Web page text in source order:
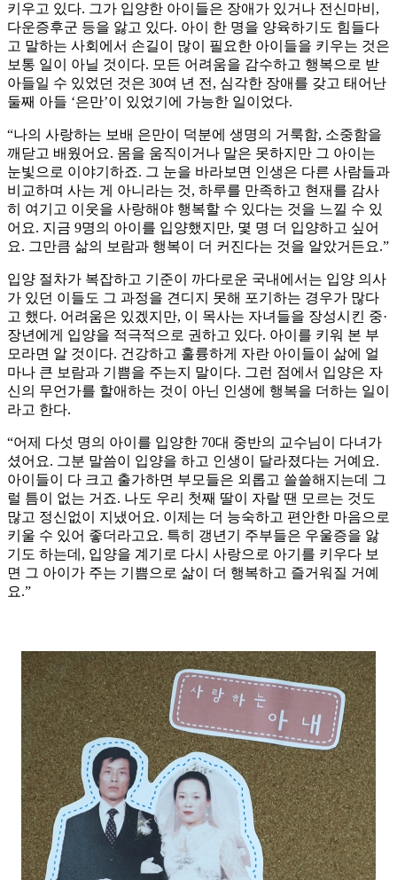
키우고 있다. 그가 입양한 아이들은 장애가 있거나 전신마비,
다운증후군 등을 앓고 있다. 아이 한 명을 양육하기도 힘들다
고 말하는 사회에서 손길이 많이 필요한 아이들을 키우는 것은
보통 일이 아닐 것이다. 모든 어려움을 감수하고 행복으로 받
아들일 수 있었던 것은 30여 년 전, 심각한 장애를 갖고 태어난
둘째 아들 ‘은만’이 있었기에 가능한 일이었다.
“나의 사랑하는 보배 은만이 덕분에 생명의 거룩함, 소중함을
깨닫고 배웠어요. 몸을 움직이거나 말은 못하지만 그 아이는
눈빛으로 이야기하죠. 그 눈을 바라보면 인생은 다른 사람들과
비교하며 사는 게 아니라는 것, 하루를 만족하고 현재를 감사
히 여기고 이웃을 사랑해야 행복할 수 있다는 것을 느낄 수 있
어요. 지금 9명의 아이를 입양했지만, 몇 명 더 입양하고 싶어
요. 그만큼 삶의 보람과 행복이 더 커진다는 것을 알았거든요.”
입양 절차가 복잡하고 기준이 까다로운 국내에서는 입양 의사
가 있던 이들도 그 과정을 견디지 못해 포기하는 경우가 많다
고 했다. 어려움은 있겠지만, 이 목사는 자녀들을 장성시킨 중·
장년에게 입양을 적극적으로 권하고 있다. 아이를 키워 본 부
모라면 알 것이다. 건강하고 훌륭하게 자란 아이들이 삶에 얼
마나 큰 보람과 기쁨을 주는지 말이다. 그런 점에서 입양은 자
신의 무언가를 할애하는 것이 아닌 인생에 행복을 더하는 일이
라고 한다.
“어제 다섯 명의 아이를 입양한 70대 중반의 교수님이 다녀가
셨어요. 그분 말씀이 입양을 하고 인생이 달라졌다는 거예요.
아이들이 다 크고 출가하면 부모들은 외롭고 쓸쓸해지는데 그
럴 틈이 없는 거죠. 나도 우리 첫째 딸이 자랄 땐 모르는 것도
많고 정신없이 지냈어요. 이제는 더 능숙하고 편안한 마음으로
키울 수 있어 좋더라고요. 특히 갱년기 주부들은 우울증을 앓
기도 하는데, 입양을 계기로 다시 사랑으로 아기를 키우다 보
면 그 아이가 주는 기쁨으로 삶이 더 행복하고 즐거워질 거예
요.”